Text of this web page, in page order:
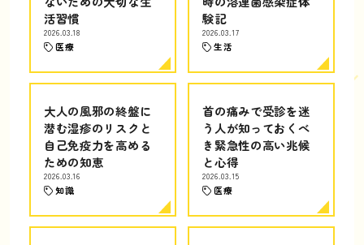
活習慣
2026.03.18
医療
験記
2026.03.17
生活
大人の風邪の終盤に
潜む湿疹のリスクと
自己免疫力を高める
ための知恵
2026.03.16
知識
首の痛みで受診を迷
う人が知っておくべ
き緊急性の高い兆候
と心得
2026.03.15
医療